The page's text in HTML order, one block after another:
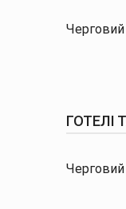
Черговий
ГОТЕЛІ
Черговий